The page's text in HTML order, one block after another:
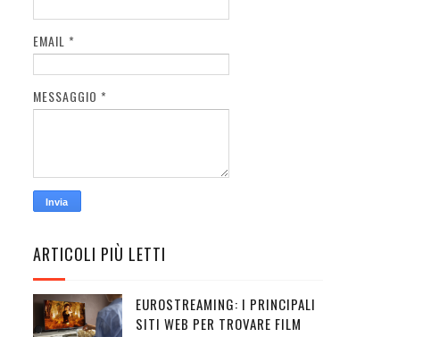
EMAIL *
MESSAGGIO *
ARTICOLI PIÙ LETTI
EUROSTREAMING: I PRINCIPALI
SITI WEB PER TROVARE FILM